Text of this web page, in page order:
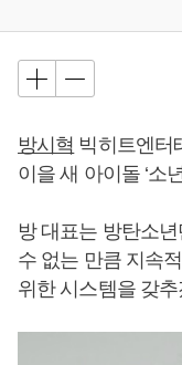
방시혁 빅히트엔터
이을 새 아이돌 ‘소
방 대표는 방탄소
수 없는 만큼 지속
위한 시스템을 갖